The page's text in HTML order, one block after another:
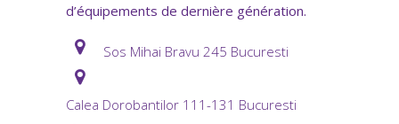
d’équipements de dernière génération.
Sos Mihai Bravu 245 Bucuresti
Calea Dorobantilor 111-131 Bucuresti